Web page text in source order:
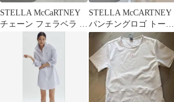
STELLA McCaRTNEY
チェーン フェラベラ 長
STELLA McCARTNEY
パンチングロゴ トート
バッグ